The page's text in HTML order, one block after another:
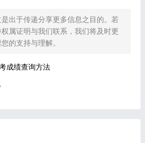
出于传递分享更多信息之目的。若
属证明与我们联系，我们将及时更
的支持与理解。
成绩查询方法